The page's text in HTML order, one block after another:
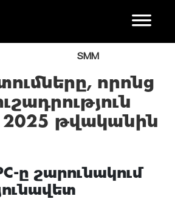
SMM
որոնց
2025 թվականին
ը շարունակում